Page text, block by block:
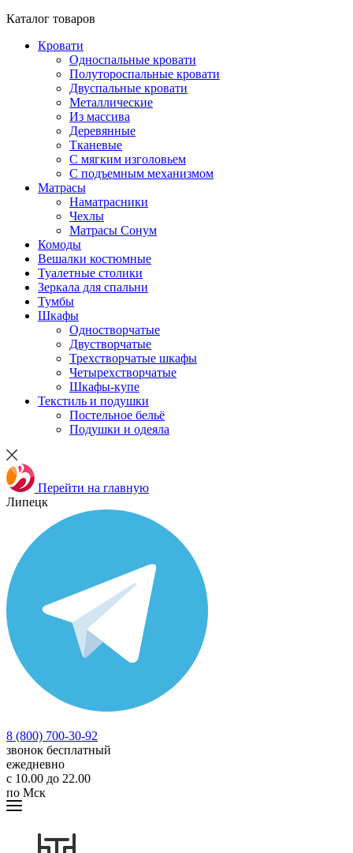
Каталог товаров
Кровати
Односпальные кровати
Полутороспальные кровати
Двуспальные кровати
Металлические
Из массива
Деревянные
Тканевые
С мягким изголовьем
С подъемным механизмом
Матрасы
Наматрасники
Чехлы
Матрасы Сонум
Комоды
Вешалки костюмные
Туалетные столики
Зеркала для спальни
Тумбы
Шкафы
Одностворчатые
Двустворчатые
Трехстворчатые шкафы
Четырехстворчатые
Шкафы-купе
Текстиль и подушки
Постельное бельё
Подушки и одеяла
Перейти на главную
Липецк
8 (800) 700-30-92
звонок бесплатный
ежедневно
с 10.00 до 22.00
по Мск